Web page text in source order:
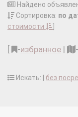
Найдено
Сортировка: по
стоимости
-избранное | -
Искать: | без